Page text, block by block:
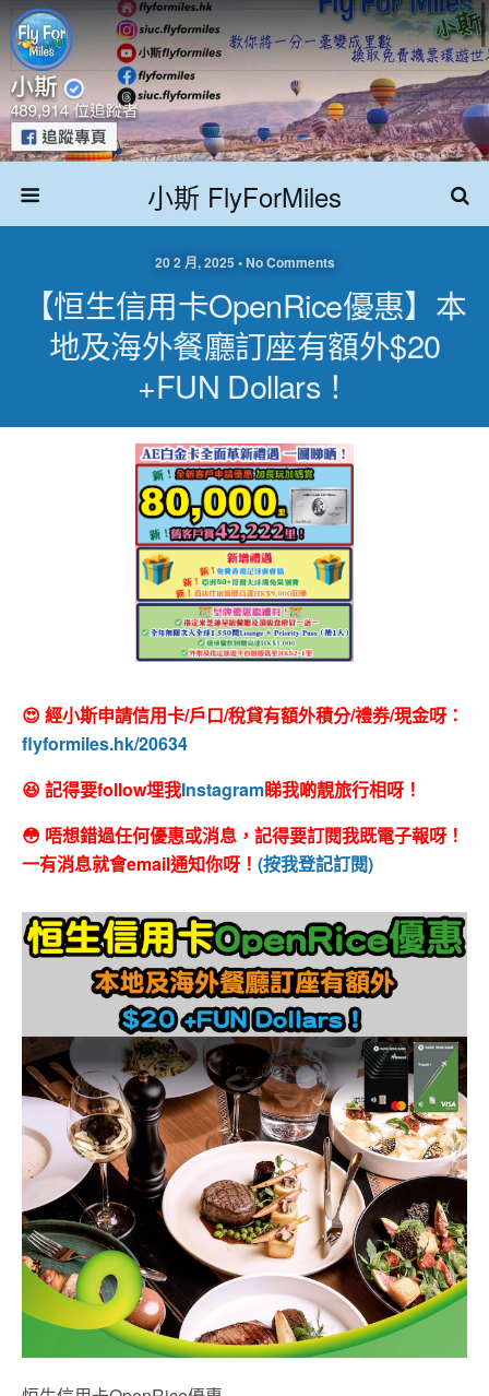
小斯 FlyForMiles
20 2 月, 2025 • No Comments
【恒生信用卡OpenRice優惠】本
地及海外餐廳訂座有額外$20
+FUN Dollars！
😍 經小斯申請信用卡/戶口/稅貸有額外積分/禮券/現金呀：
flyformiles.hk/20634
😆 記得要follow埋我Instagram睇我啲靚旅行相呀！
😳 唔想錯過任何優惠或消息，記得要訂閱我既電子報呀！
一有消息就會email通知你呀！ (按我登記訂閱)